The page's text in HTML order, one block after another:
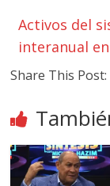
Activos del
interanual
Share This Post: